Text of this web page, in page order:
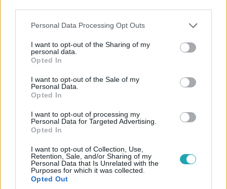
Please note that this website/app uses one or more Google
not limited to your visit or usage behaviour. You may click to
grant or deny consent to Google and its third-party tags to
use your data for below specified purposes in below Google
consent section.
Personal Data Processing Opt Outs
I want to opt-out of the Sharing of my
personal data.
Opted In
I want to opt-out of the Sale of my
Personal Data.
Opted In
I want to opt-out of processing my
Personal Data for Targeted Advertising.
Opted In
I want to opt-out of Collection, Use,
Retention, Sale, and/or Sharing of my
Personal Data that Is Unrelated with the
Purposes for which it was collected.
Opted Out
2025. június 5. 15:21
Gálvölgyi János elárulta, hogyan mentették meg
az életét
2023 májusában Gálvölgyi Jánost életveszélyes
állapotban, lélegeztetőgépen kezelték a kórházban.
Napra pontosan két éve mesélt részletesen a drámai
pillanatokról.